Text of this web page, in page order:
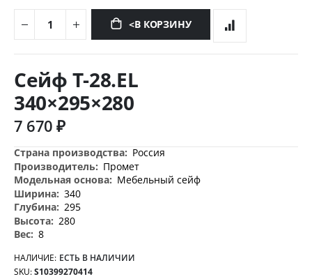
<В КОРЗИНУ
началу
изображений
Сейф T-28.EL
340×295×280
7 670 ₽
Дополнительная
информация
Россия
Промет
Мебельный сейф
340
295
280
8
НАЛИЧИЕ: ЕСТЬ В НАЛИЧИИ
SKU S10399270414